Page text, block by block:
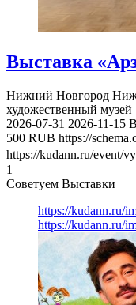
Выставка
Нижний Новгород
художественный музей
2026-07-31 2026-11-15
500 RUB https://
https://kudann.ru/event/
1
Советуем Выставки
https://kudann.ru/
https://kudann.ru/